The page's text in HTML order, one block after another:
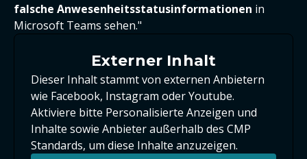
falsche Anwesenheitsstatusinformationen in
Microsoft Teams sehen."
Externer Inhalt
Dieser Inhalt stammt von externen Anbietern
wie Facebook, Instagram oder Youtube.
Aktiviere bitte Personalisierte Anzeigen und
Inhalte sowie Anbieter außerhalb des CMP
Standards, um diese Inhalte anzuzeigen.